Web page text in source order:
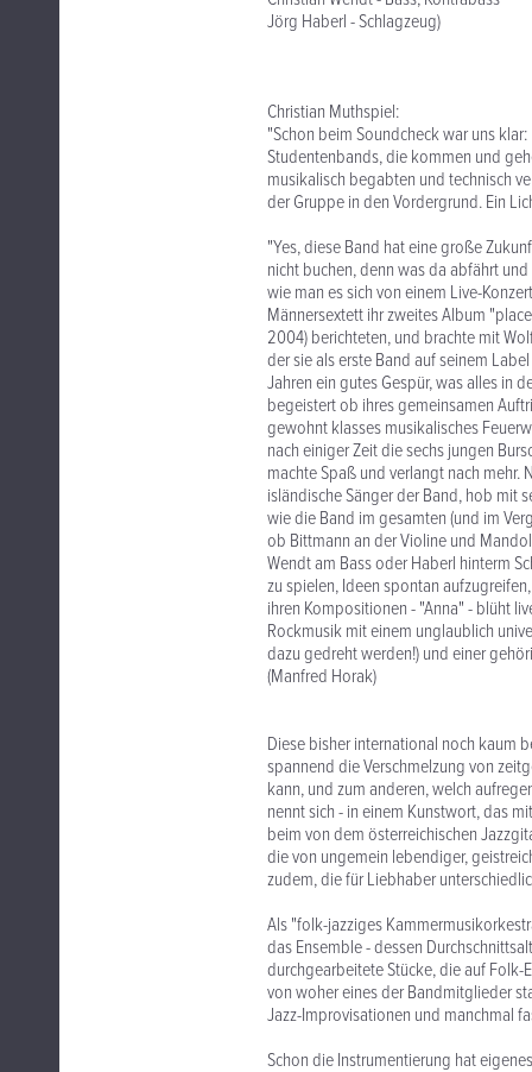
Jörg Haberl - Schlagzeug)
Christian Muthspiel:
"Schon beim Soundcheck war uns
Studentenbands, die kommen und
musikalisch begabten und technisch
der Gruppe in den Vordergrund. Ein
"Yes, diese Band hat eine große
nicht buchen, denn was da abfährt
wie man es sich von einem Live-
Männersextett ihr zweites Album
2004) berichteten, und brachte mit
der sie als erste Band auf seinem
Jahren ein gutes Gespür, was alles in
begeistert ob ihres gemeinsamen
gewohnt klasses musikalisches
nach einiger Zeit die sechs jungen
machte Spaß und verlangt nach
isländische Sänger der Band, hob mit
wie die Band im gesamten (und im
ob Bittmann an der Violine und
Wendt am Bass oder Haberl hinterm
zu spielen, Ideen spontan
ihren Kompositionen - "Anna" - blüht
Rockmusik mit einem unglaublich
dazu gedreht werden!) und einer
(Manfred Horak)
Diese bisher international noch kaum
spannend die Verschmelzung von
kann, und zum anderen, welch
nennt sich - in einem Kunstwort, das
beim von dem österreichischen
die von ungemein lebendiger,
zudem, die für Liebhaber
Als "folk-jazziges
das Ensemble - dessen
durchgearbeitete Stücke, die auf Folk-
von woher eines der Bandmitglieder
Jazz-Improvisationen und manchmal
Schon die Instrumentierung hat